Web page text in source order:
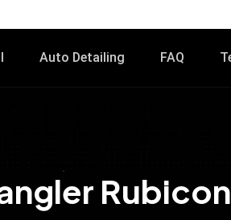
Auto Detailing FAQ